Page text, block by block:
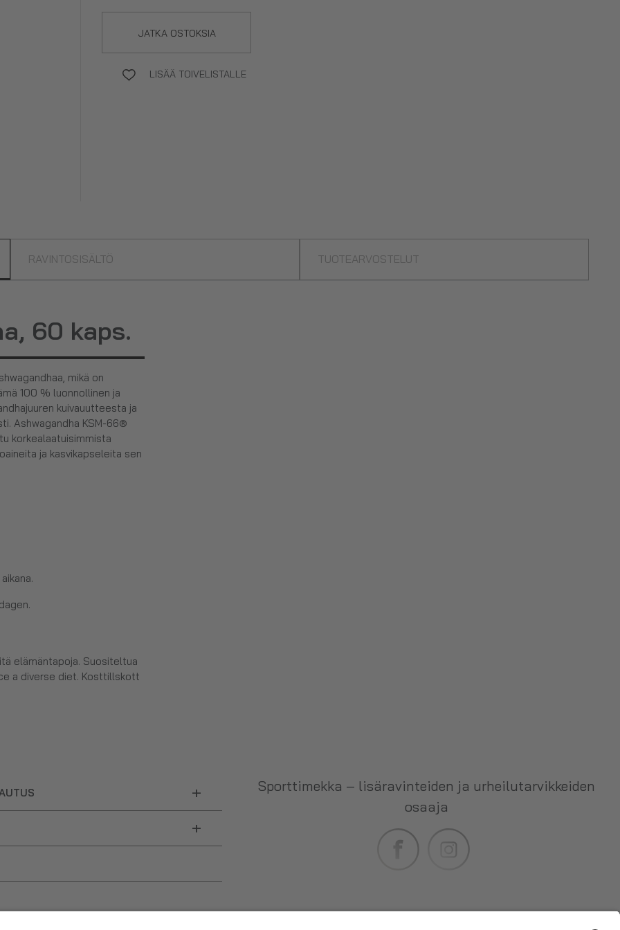
JATKA OSTOKSIA
LISÄÄ TOIVELISTALLE
RAVINTOSISÄLTÖ TUOTEARVOSTELUT
60 kaps.
mikä on
100 % luonnollinen ja
kuivauutteesta ja
Ashwagandha KSM-66®
korkealaatuisimmista
ja kasvikapseleita sen
elämäntapoja. Suositeltua
a diverse diet. Kosttillskott
+
+
Sporttimekka – lisäravinteiden ja urheilutarvikkeiden
osaaja